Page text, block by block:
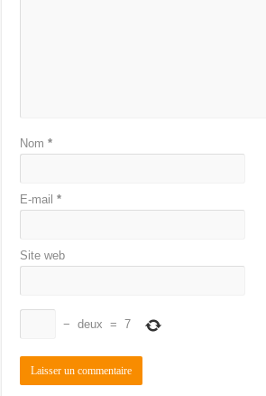
Nom*
E-mail*
Site web
− deux = 7